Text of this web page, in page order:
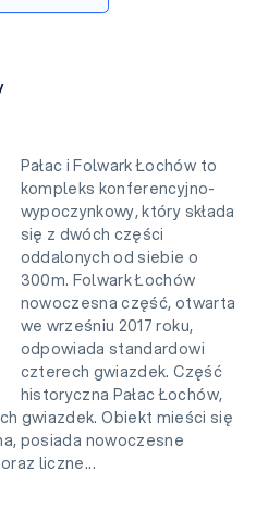
Pałac i Folwark Łochów to
kompleks konferencyjno-
wypoczynkowy, który składa
się z dwóch części
oddalonych od siebie o
300m. Folwark Łochów
nowoczesna część, otwarta
we wrześniu 2017 roku,
odpowiada standardowi
czterech gwiazdek. Część
historyczna Pałac Łochów,
gwiazdek. Obiekt mieści się
posiada nowoczesne
liczne...